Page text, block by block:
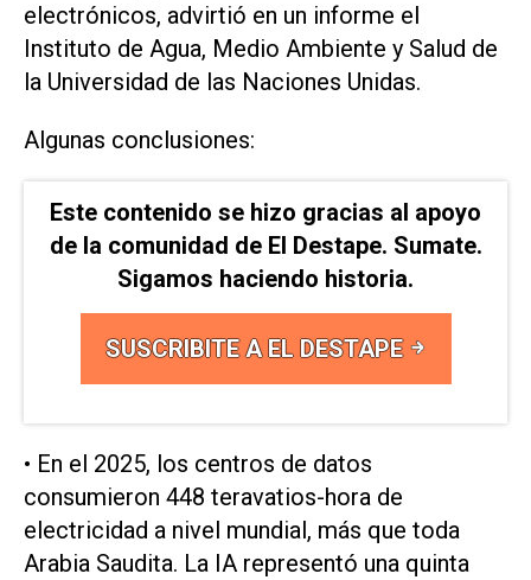
electrónicos, advirtió en un informe el
Instituto de Agua, Medio Ambiente y ​Salud de
la Universidad ⁠de las Naciones Unidas.
Algunas conclusiones:
Este contenido se hizo gracias al apoyo
de la comunidad de El Destape. Sumate.
Sigamos haciendo historia.
SUSCRIBITE A EL DESTAPE
• En el 2025, los centros ‌de datos
consumieron 448 teravatios-hora de
electricidad a nivel ⁠mundial, más que toda
Arabia Saudita. ⁠La IA representó una quinta